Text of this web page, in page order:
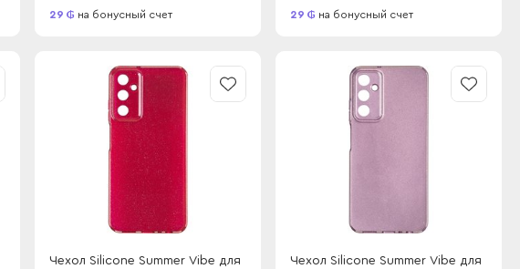
29 на бонусный счет 29 на бонусный счет
Чехол Silicone Summer Vibe для
Чехол Silicone Summer Vibe для